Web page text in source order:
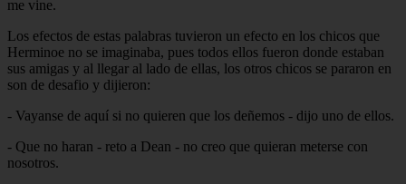
me vine.
Los efectos de estas palabras tuvieron un efecto en los chicos que
Herminoe no se imaginaba, pues todos ellos fueron donde estaban
sus amigas y al llegar al lado de ellas, los otros chicos se pararon en
son de desafio y dijieron:
- Vayanse de aquí si no quieren que los deñemos - dijo uno de ellos.
- Que no haran - reto a Dean - no creo que quieran meterse con
nosotros.